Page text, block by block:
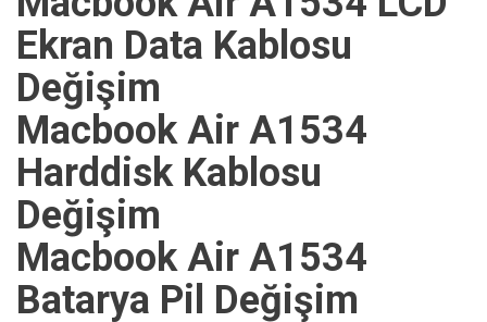
Ekran Data Kablosu
Değişim
Macbook Air A1534
Harddisk Kablosu
Değişim
Macbook Air A1534
Batarya Pil Değişim